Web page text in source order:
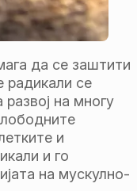
да се заштити
радикали се
на многу
и
и го
на мускулно-